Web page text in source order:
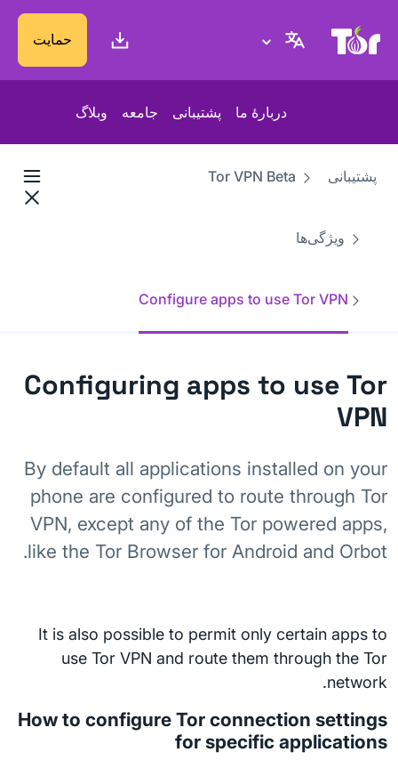
پایگاه وب پروژهٔ تور حمایت
دربارهٔ ما پشتیبانی جامعه وبلاگ
پشتیبانی Tor VPN Beta
ویژگی‌ها
Configure apps to use Tor VPN
Configuring apps to use Tor
VPN
By default all applications installed on your
phone are configured to route through Tor
VPN, except any of the Tor powered apps,
like the Tor Browser for Android and Orbot.
It is also possible to permit only certain apps to
use Tor VPN and route them through the Tor
network.
How to configure Tor connection settings
for specific applications